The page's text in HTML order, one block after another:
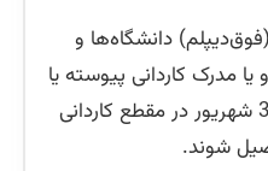
دانشگاه‌ها و
مدرک کاردانی پیوسته یا
اینکه حداکثر تا تاریخ 31 شهریور در مقطع کاردانی
شوند.